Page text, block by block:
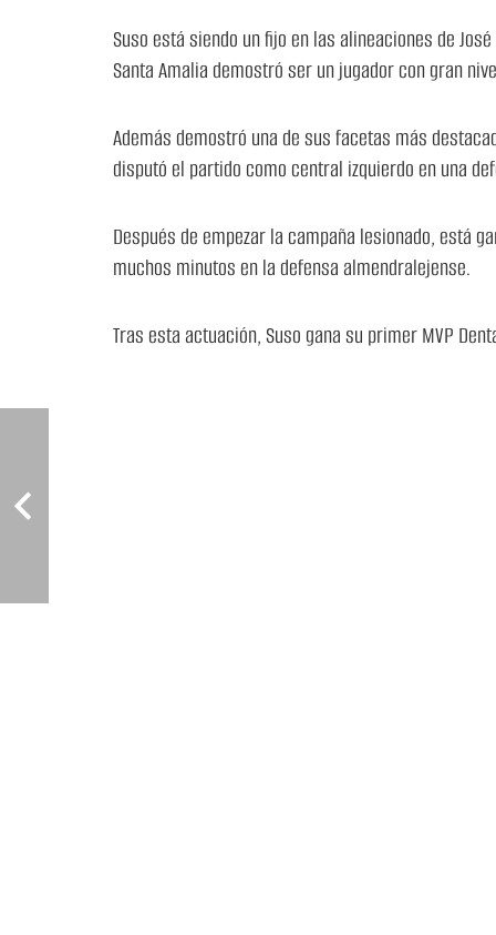
Suso está siendo un fijo en las alineaciones de
Santa Amalia demostró ser un jugador con gran
Además demostró una de sus facetas más
disputó el partido como central izquierdo en una
Después de empezar la campaña lesionado, está
muchos minutos en la defensa almendralejense.
Tras esta actuación, Suso gana su primer MVP